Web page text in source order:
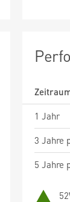
1 Jahr
3 Jahre
5 Jahre